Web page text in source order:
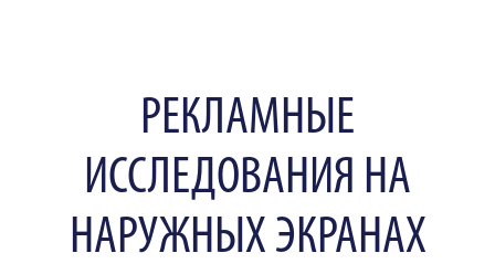
РЕКЛАМНЫЕ
ИССЛЕДОВАНИЯ НА
НАРУЖНЫХ ЭКРАНАХ